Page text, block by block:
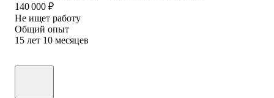
140 000 ₽
Не ищет работу
Общий опыт
15 лет 10 месяцев